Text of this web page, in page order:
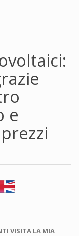
e
VISITA LA MIA